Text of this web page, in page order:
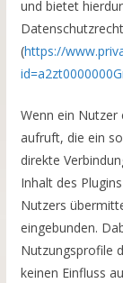
und bietet
(https://
Wenn ein Nutzer
aufruft, die ein
direkte
Inhalt des
Nutzers
eingebunden.
Nutzungsprofile
keinen Einfluss